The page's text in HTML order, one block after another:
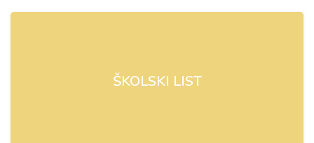
ŠKOLSKI LIST